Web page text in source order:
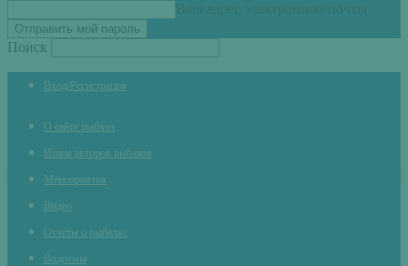
Ваш адрес электронной почты
Поиск
Вход/Регистрация
О сайте рыбхоз
Ищем авторов рыбаков
Мероприятия
Видео
Отчеты о рыбалке
Водоемы